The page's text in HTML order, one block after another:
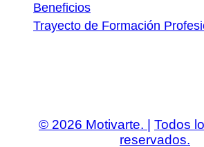
Beneficios
Trayecto de Formación
© 2026 Motivarte. |
Todos
reservados.